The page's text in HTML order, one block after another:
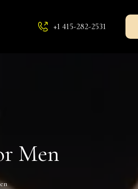
+1 415-282-2531
Men